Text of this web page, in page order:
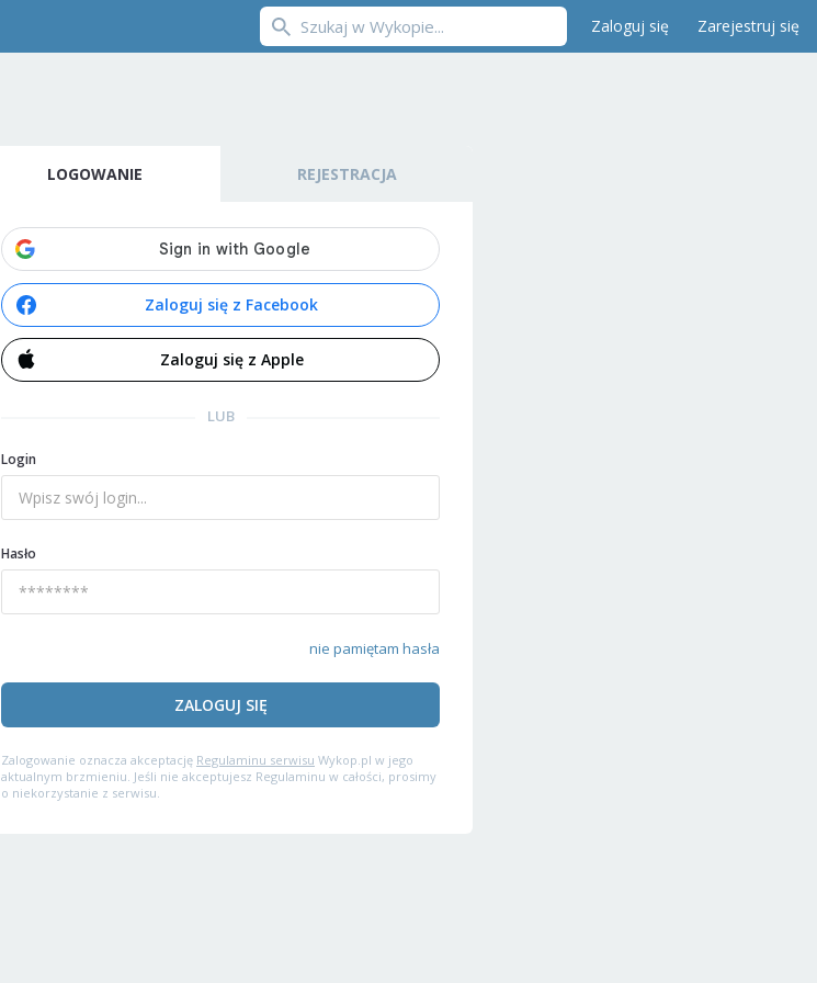
Zaloguj się Zarejestruj się
LOGOWANIE REJESTRACJA
Zaloguj się z Facebook
Zaloguj się z Apple
LUB
Login
Hasło
nie pamiętam hasła
ZALOGUJ SIĘ
Zalogowanie oznacza akceptację Regulaminu serwisu Wykop.pl w jego
aktualnym brzmieniu. Jeśli nie akceptujesz Regulaminu w całości, prosimy
o niekorzystanie z serwisu.